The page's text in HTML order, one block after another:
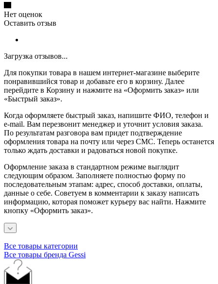
Нет оценок
Оставить отзыв
Загрузка отзывов...
Для покупки товара в нашем интернет-магазине выберите
понравившийся товар и добавьте его в корзину. Далее
перейдите в Корзину и нажмите на «Оформить заказ» или
«Быстрый заказ».
Когда оформляете быстрый заказ, напишите ФИО, телефон и
e-mail. Вам перезвонит менеджер и уточнит условия заказа.
По результатам разговора вам придет подтверждение
оформления товара на почту или через СМС. Теперь останется
только ждать доставки и радоваться новой покупке.
Оформление заказа в стандартном режиме выглядит
следующим образом. Заполняете полностью форму по
последовательным этапам: адрес, способ доставки, оплаты,
данные о себе. Советуем в комментарии к заказу написать
информацию, которая поможет курьеру вас найти. Нажмите
кнопку «Оформить заказ».
Все товары категории
Все товары бренда Gessi